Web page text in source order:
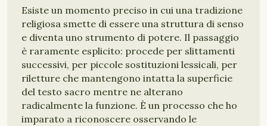
Esiste un momento preciso in cui una tradizione
religiosa smette di essere una struttura di senso
e diventa uno strumento di potere. Il passaggio
è raramente esplicito: procede per slittamenti
successivi, per piccole sostituzioni lessicali, per
riletture che mantengono intatta la superficie
del testo sacro mentre ne alterano
radicalmente la funzione. È un processo che ho
imparato a riconoscere osservando le